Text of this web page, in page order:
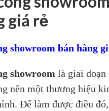
giá rẻ
showroom bán hàng
showroom là giai đoạn
nên một thương hiệu
Để làm được điều